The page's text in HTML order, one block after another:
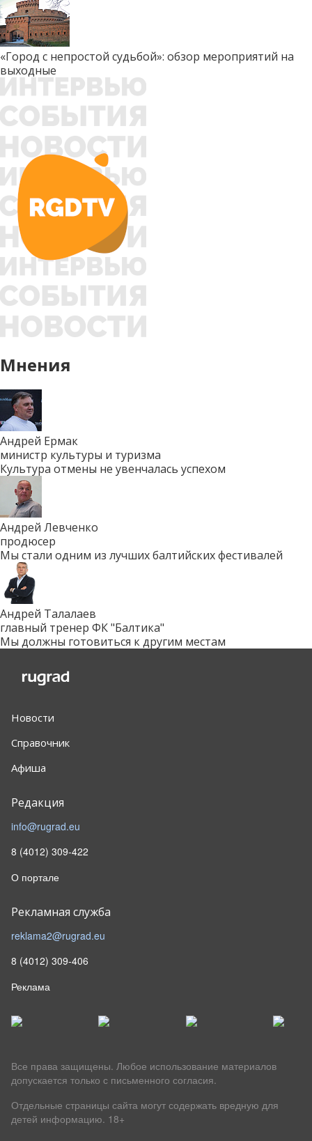
«Город с непростой судьбой»: обзор мероприятий на
выходные
Мнения
Андрей Ермак
министр культуры и туризма
Культура отмены не увенчалась успехом
Андрей Левченко
продюсер
Мы стали одним из лучших балтийских фестивалей
Андрей Талалаев
главный тренер ФК "Балтика"
Мы должны готовиться к другим местам
Новости
Справочник
Афиша
Редакция
info@rugrad.eu
8 (4012) 309-422
О портале
Рекламная служба
reklama2@rugrad.eu
8 (4012) 309-406
Реклама
Все права защищены. Любое использование материалов
допускается только с письменного согласия.
Отдельные страницы сайта могут содержать вредную для
детей информацию. 18+